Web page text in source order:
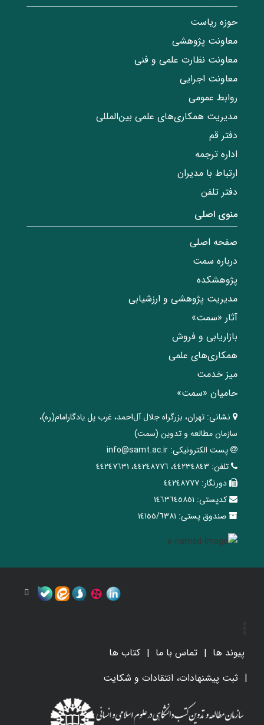
حوزه ریاست
معاونت پژوهشی
معاونت نظارت علمی و فنی
معاونت اجرایی
روابط عمومی
مدیریت همکاری‌های علمی بین‌المللی
دفتر قم
اداره ترجمه
ارتباط با مدیران
دفتر تلفن
منوی اصلی
صفحه اصلی
درباره سمت
پژوهشکده
مدیریت پژوهشی و ارزشیابی
آثار «سمت»
بازاریابی و فروش
همکاری‌های علمی
میز خدمت
حامیان «سمت»
نشانی: تهران، ‌بزرگراه ‌جلال آل‌احمد، غرب پل يادگار‌امام(ره)‌،
سازمان مطالعه و تدوین‌ (سمت)
پست الکترونیکی: info@samt.ac.ir
تلفن: ٤٤٢٣٤٨٤٣، ٤٤٢٤٨٧٧٦، ٤٤٢٤٧٦٣١
دورنگار: ٤٤٢٤٨٧٧٧
کدپستی: ١٤٦٣٦٤٥٨٥١
صندوق پستی: ١٤١٥٥/٦٣٨١
پیوند ها تماس با ما
کتاب ها
ثبت پیشنهادات، انتقادات و شکایت